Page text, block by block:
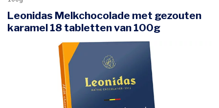
Leonidas Melkchocolade met gezouten
karamel 18 tabletten van 100g